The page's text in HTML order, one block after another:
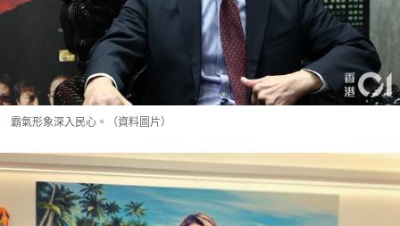
霸氣形象深入民心。（資料圖片）